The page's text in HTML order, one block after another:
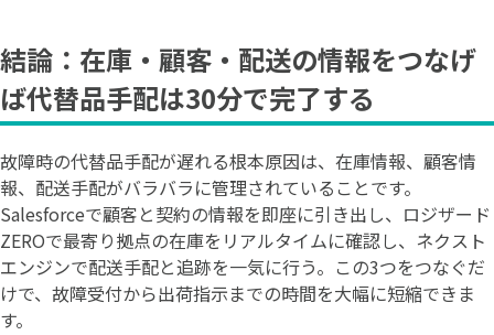
結論：在庫・顧客・配送の情報をつなげ
ば代替品手配は30分で完了する
故障時の代替品手配が遅れる根本原因は、在庫情報、顧客情
報、配送手配がバラバラに管理されていることです。
Salesforceで顧客と契約の情報を即座に引き出し、ロジザード
ZEROで最寄り拠点の在庫をリアルタイムに確認し、ネクスト
エンジンで配送手配と追跡を一気に行う。この3つをつなぐだ
けで、故障受付から出荷指示までの時間を大幅に短縮できま
す。